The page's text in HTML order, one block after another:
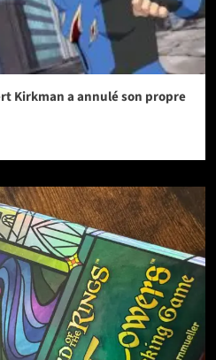
Kirkman a annulé son propre